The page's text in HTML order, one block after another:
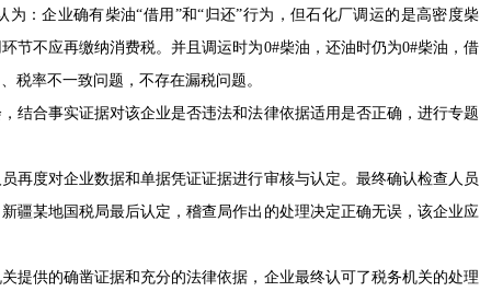
企业确有柴油“借用”和“归还”行为，但石化厂调运的是高密度柴
节不应再缴纳消费税。并且调运时为0#柴油，还油时仍为0#柴油，借
税率不一致问题，不存在漏税问题。
合事实证据对该企业是否违法和法律依据适用是否正确，进行专题
度对企业数据和单据凭证证据进行审核与认定。最终确认检查人员
疆某地国税局最后认定，稽查局作出的处理决定正确无误，该企业应
供的确凿证据和充分的法律依据，企业最终认可了税务机关的处理